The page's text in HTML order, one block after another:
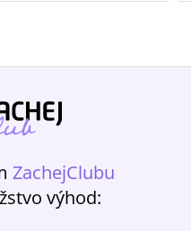
ZachejClubu
výhod: